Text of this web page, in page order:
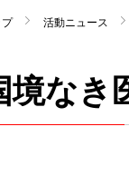
プ 活動ニュース
境なき